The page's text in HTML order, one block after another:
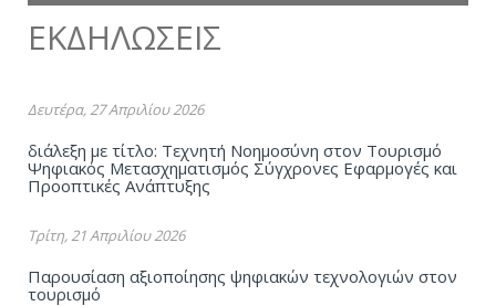
ΕΚΔΗΛΩΣΕΙΣ
Δευτέρα, 27 Απριλίου 2026
διάλεξη με τίτλο: Τεχνητή Νοημοσύνη στον Τουρισμό
Ψηφιακός Μετασχηματισμός Σύγχρονες Εφαρμογές και
Προοπτικές Ανάπτυξης
Τρίτη, 21 Απριλίου 2026
Παρουσίαση αξιοποίησης ψηφιακών τεχνολογιών στον
τουρισμό